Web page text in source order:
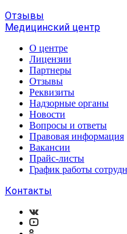
Отзывы
Медицинский центр
О центре
Лицензии
Партнеры
Отзывы
Реквизиты
Надзорные органы
Новости
Вопросы и ответы
Правовая информация
Вакансии
Прайс-листы
График работы
Контакты